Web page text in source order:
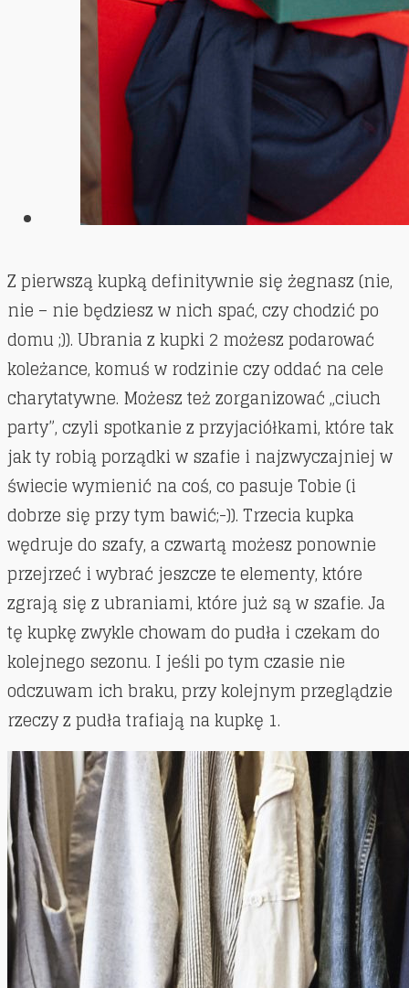
Z pierwszą kupką definitywnie się żegnasz (nie,
nie – nie będziesz w nich spać, czy chodzić po
domu ;)). Ubrania z kupki 2 możesz podarować
koleżance, komuś w rodzinie czy oddać na cele
charytatywne. Możesz też zorganizować „ciuch
party”, czyli spotkanie z przyjaciółkami, które tak
jak ty robią porządki w szafie i najzwyczajniej w
świecie wymienić na coś, co pasuje Tobie (i
dobrze się przy tym bawić;-)). Trzecia kupka
wędruje do szafy, a czwartą możesz ponownie
przejrzeć i wybrać jeszcze te elementy, które
zgrają się z ubraniami, które już są w szafie. Ja
tę kupkę zwykle chowam do pudła i czekam do
kolejnego sezonu. I jeśli po tym czasie nie
odczuwam ich braku, przy kolejnym przeglądzie
rzeczy z pudła trafiają na kupkę 1.